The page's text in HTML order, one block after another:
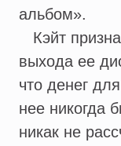
альбом».
Кэйт
выхода ее
что денег
нее никогда
никак не